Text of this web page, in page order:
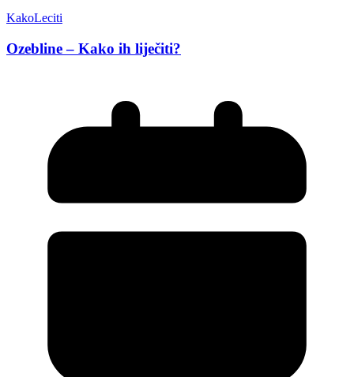
KakoLeciti
Ozebline – Kako ih liječiti?